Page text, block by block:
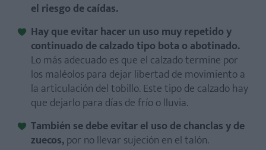
el riesgo de caídas.
Hay que evitar hacer un uso muy repetido y
continuado de calzado tipo bota o abotinado.
Lo más adecuado es que el calzado termine por
los maléolos para dejar libertad de movimiento a
la articulación del tobillo. Este tipo de calzado hay
que dejarlo para días de frío o lluvia.
También se debe evitar el uso de chanclas y de
zuecos,por no llevar sujeción en el talón.